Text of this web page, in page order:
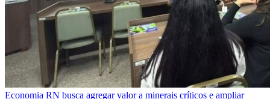
Economia RN busca agregar valor a minerais críticos e ampliar